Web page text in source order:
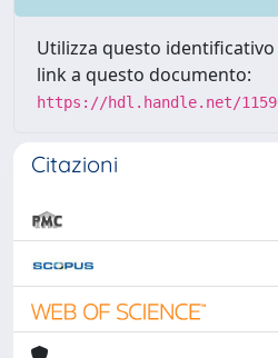
Utilizza questo
link a questo documento:
https://hdl.handle.net/
Citazioni